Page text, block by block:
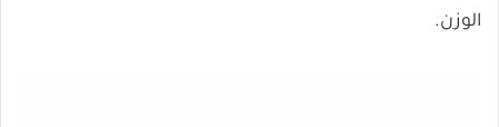
الوزن.